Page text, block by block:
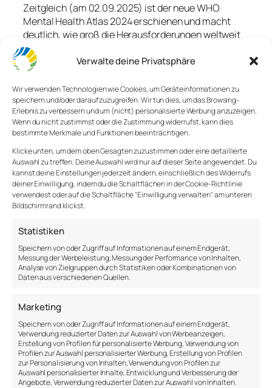
Verwalte deine Privatsphäre
Wir verwenden Technologien wie Cookies, um Geräteinformationen zu
speichern und/oder darauf zuzugreifen. Wir tun dies, um das Browsing-
Erlebnis zu verbessern und um (nicht) personalisierte Werbung anzuzeigen.
Wenn du nicht zustimmst oder die Zustimmung widerrufst, kann dies
bestimmte Merkmale und Funktionen beeinträchtigen.
Klicke unten, um dem oben Gesagten zuzustimmen oder eine detaillierte
Auswahl zu treffen. Deine Auswahl wird nur auf dieser Seite angewendet. Du
kannst deine Einstellungen jederzeit ändern, einschließlich des Widerrufs
deiner Einwilligung, indem du die Schaltflächen in der Cookie-Richtlinie
verwendest oder auf die Schaltfläche "Einwilligung verwalten" am unteren
Bildschirmrand klickst.
Statistiken
Speichern von oder Zugriff auf Informationen auf einem Endgerät,
Messung der Werbeleistung, Messung der Performance von Inhalten,
Analyse von Zielgruppen durch Statistiken oder Kombinationen von
Daten aus verschiedenen Quellen.
Marketing
Speichern von oder Zugriff auf Informationen auf einem Endgerät,
Verwendung reduzierter Daten zur Auswahl von Werbeanzeigen,
Erstellung von Profilen für personalisierte Werbung, Verwendung von
Profilen zur Auswahl personalisierter Werbung, Erstellung von Profilen
zur Personalisierung von Inhalten, Verwendung von Profilen zur
Auswahl personalisierter Inhalte, Entwicklung und Verbesserung der
Angebote, Verwendung reduzierter Daten zur Auswahl von Inhalten.
Zeitgleich (am 02.09.2025) ist der neue WHO
Mental Health Atlas 2024 erschienen und macht
deutlich, wie groß die Herausforderungen weltweit
sind:
Die Ressourcen für psychische Gesundheit
bleiben extrem knapp. Im Schnitt fließen nur 2
% der staatlichen Gesundheitsbudgets in
diesen Bereich
Auf 10.000 Menschen kommt im Durchschnitt
nur ein staatlich beschäftigter Mental-Health-
Worker
Tele-Mental-Health-Angebote und
psychosoziale Unterstützung im Kontext von
Krisen und Notfällen haben zugenommen
https://www.who.int/publications/i/item/9789240114487
Die Nachfrage nach Unterstützung steigt, doch
die Systeme kommen nicht hinterher.Umso
wichtiger sind niedrigschwellige Angebote wie
Programme.
Was macht das Mental
Health Workout besonders?